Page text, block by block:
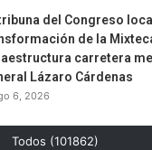
del Congreso
de la
carretera
Lázaro Cárdenas
6, 2026
Todos (101862)